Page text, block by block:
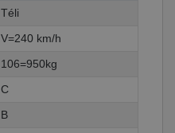
Téli
V=240 km/h
106=950kg
C
B